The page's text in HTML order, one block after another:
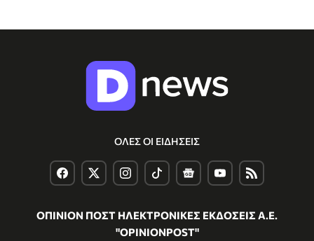
ΟΛΕΣ ΟΙ ΕΙΔΗΣΕΙΣ
ΟΠΙΝΙΟΝ ΠΟΣΤ ΗΛΕΚΤΡΟΝΙΚΕΣ ΕΚΔΟΣΕΙΣ Α.Ε.
"OPINIONPOST"